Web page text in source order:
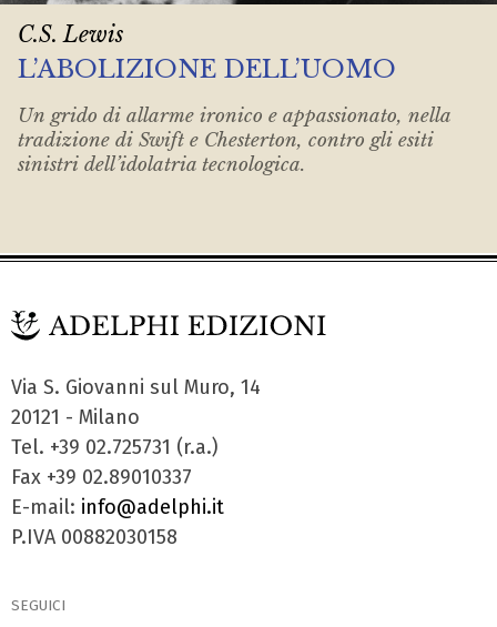
C.S. Lewis
L’ABOLIZIONE DELL’UOMO
Un grido di allarme ironico e appassionato, nella
tradizione di Swift e Chesterton, contro gli esiti
sinistri dell’idolatria tecnologica.
Via S. Giovanni sul Muro, 14
20121 - Milano
Tel. +39 02.725731 (r.a.)
Fax +39 02.89010337
E-mail: info@adelphi.it
P.IVA 00882030158
SEGUICI